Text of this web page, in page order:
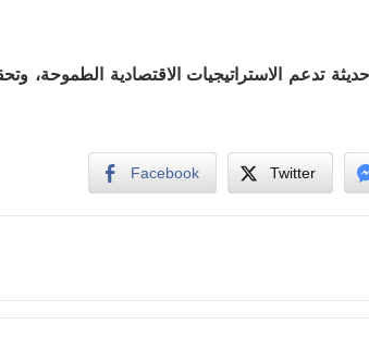
تدعم الاستراتيجيات الاقتصادية الطموحة،
Facebook Twitter